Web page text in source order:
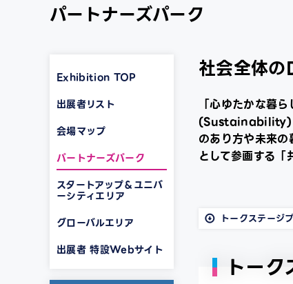
パートナーズパーク
社会全体の
「心ゆたかな暮
(Sustainability)
のあり方や未来
として参画する「
トークステージ
トー
Exhibition TOP
出展者リスト
会場マップ
パートナーズパーク
スタートアップ＆ユニバ
ーシティエリア
グローバルエリア
出展者 特設Webサイト